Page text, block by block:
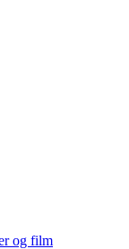
og film